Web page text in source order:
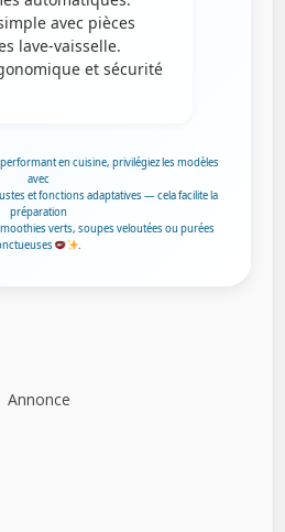
avec pièces
lave-vaisselle.
et sécurité
en cuisine, privilégiez les modèles
avec
et fonctions adaptatives — cela facilite la
préparation
verts, soupes veloutées ou purées
Annonce